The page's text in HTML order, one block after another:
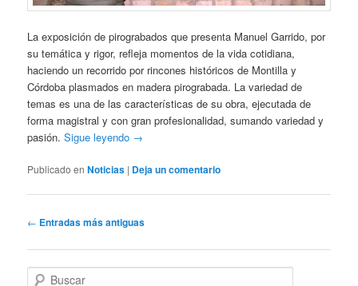
La exposición de pirograbados que presenta Manuel Garrido, por
su temática y rigor, refleja momentos de la vida cotidiana,
haciendo un recorrido por rincones históricos de Montilla y
Córdoba plasmados en madera pirograbada. La variedad de
temas es una de las características de su obra, ejecutada de
forma magistral y con gran profesionalidad, sumando variedad y
pasión.Sigue leyendo →
Publicado en Noticias | Deja un comentario
Navegación
entradas
← Entradas más antiguas